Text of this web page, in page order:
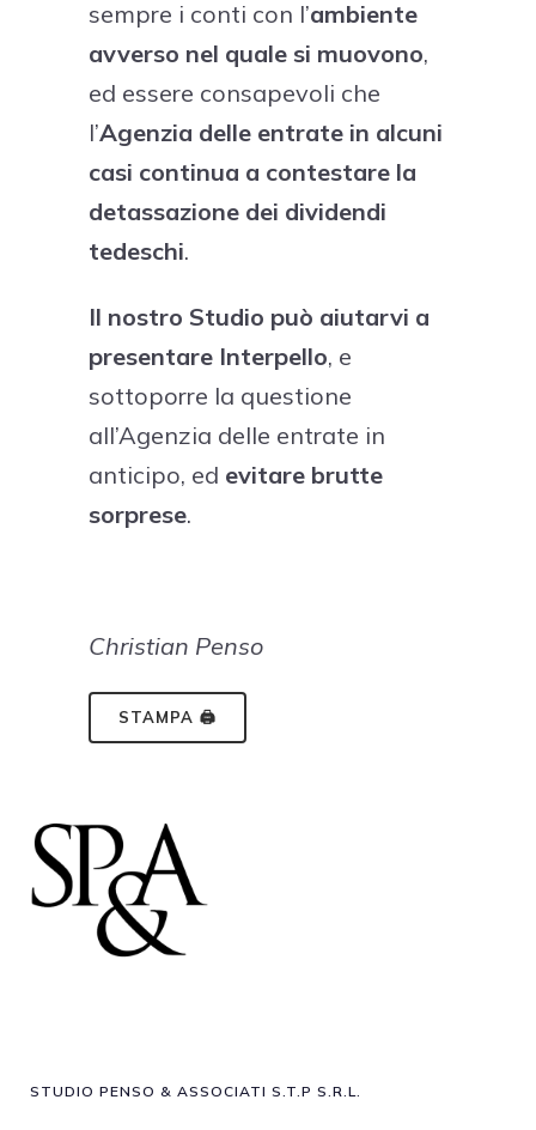
sempre i conti con l’ambiente
avverso nel quale si muovono,
ed essere consapevoli che
l’Agenzia delle entrate in alcuni
casi continua a contestare la
detassazione dei dividendi
tedeschi.
Il nostro Studio può aiutarvi a
presentare Interpello, e
sottoporre la questione
all’Agenzia delle entrate in
anticipo, ed evitare brutte
sorprese.
Christian Penso
STAMPA 🖨
STUDIO PENSO & ASSOCIATI S.T.P S.R.L.